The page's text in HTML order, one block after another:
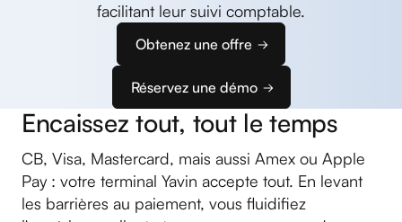
facilitant leur suivi comptable.
Obtenez une offre
Réservez une démo
Encaissez tout, tout le temps
CB, Visa, Mastercard, mais aussi Amex ou Apple
Pay : votre terminal Yavin accepte tout. En levant
les barrières au paiement, vous fluidifiez